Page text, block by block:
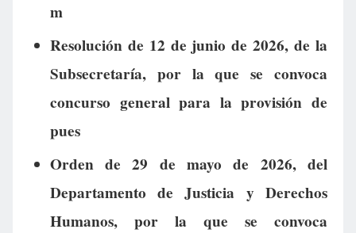
m
Resolución de 12 de junio de 2026, de la
Subsecretaría, por la que se convoca
concurso general para la provisión de
pues
Orden de 29 de mayo de 2026, del
Departamento de Justicia y Derechos
Humanos, por la que se convoca